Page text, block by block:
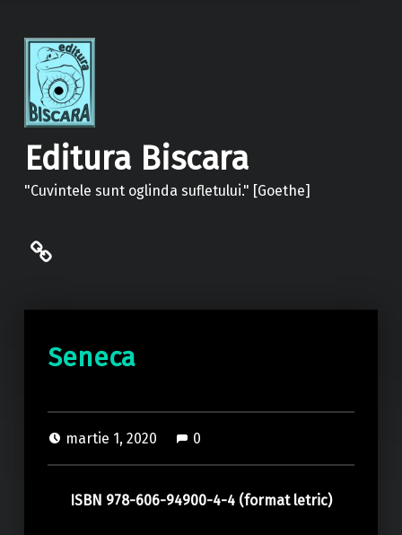
Editura Biscara
"Cuvintele sunt oglinda sufletului." [Goethe]
politica de confidentialitate
Seneca
martie 1, 2020 0
ISBN 978-606-94900-4-4 (format letric)